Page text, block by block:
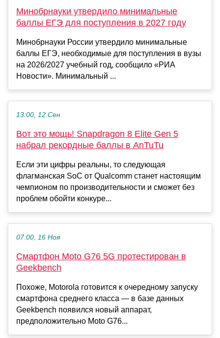
Минобрнауки утвердило минимальные
баллы ЕГЭ для поступления в 2027 году
Минобрнауки России утвердило минимальные
баллы ЕГЭ, необходимые для поступления в вузы
на 2026/2027 учебный год, сообщило «РИА
Новости». Минимальный ...
13:00, 12 Сен
Вот это мощь! Snapdragon 8 Elite Gen 5
набрал рекордные баллы в AnTuTu
Если эти цифры реальны, то следующая
флагманская SoC от Qualcomm станет настоящим
чемпионом по производительности и сможет без
проблем обойти конкуре...
07:00, 16 Ноя
Смартфон Moto G76 5G протестирован в
Geekbench
Похоже, Motorola готовится к очередному запуску
смартфона среднего класса — в базе данных
Geekbench появился новый аппарат,
предположительно Moto G76...